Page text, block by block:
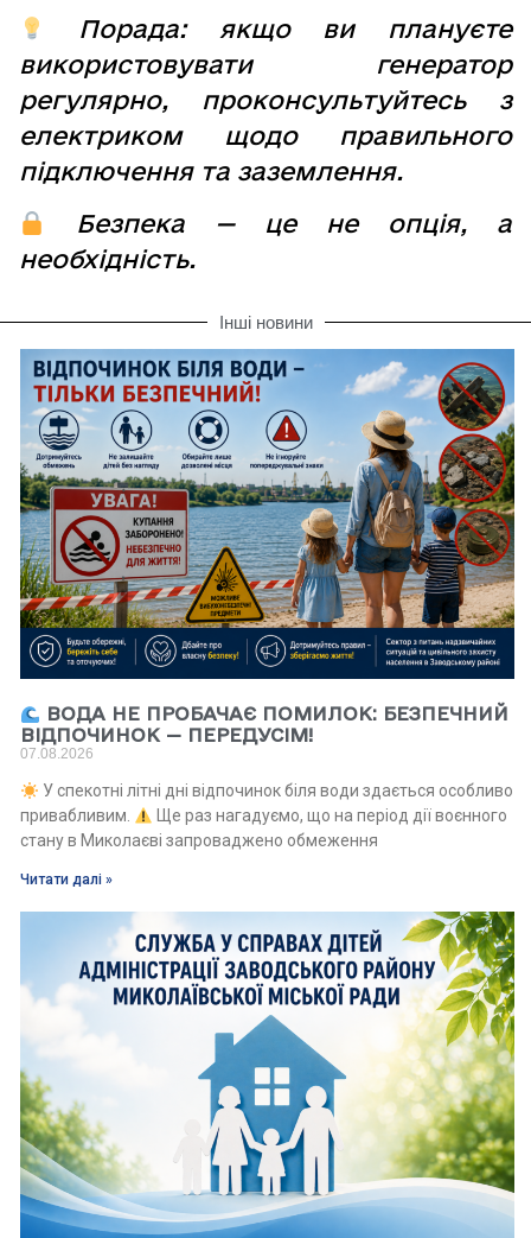
Порада: якщо ви плануєте
використовувати генератор
регулярно, проконсультуйтесь з
електриком щодо правильного
підключення та заземлення.
Безпека — це не опція, а
необхідність.
Інші новини
ВОДА НЕ ПРОБАЧАЄ ПОМИЛОК: БЕЗПЕЧНИЙ
ВІДПОЧИНОК — ПЕРЕДУСІМ!
07.08.2026
У спекотні літні дні відпочинок біля води здається особливо
привабливим.
Ще раз нагадуємо, що на період дії воєнного
стану в Миколаєві запроваджено обмеження
Читати далі »